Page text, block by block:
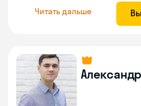
Читать дальше
Александр